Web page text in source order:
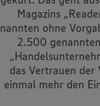
Magazins
nannten ohne
2.500
das Vertrauen
einmal mehr den